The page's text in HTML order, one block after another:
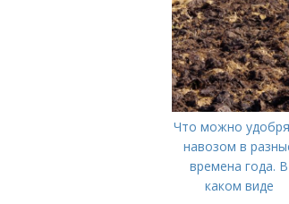
Что можно
навозом в
времена года. В
каком виде